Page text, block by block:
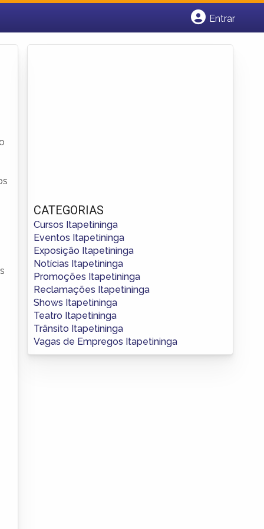
Entrar
CATEGORIAS
Cursos Itapetininga
Eventos Itapetininga
Exposição Itapetininga
Notícias Itapetininga
Promoções Itapetininga
Reclamações Itapetininga
Shows Itapetininga
Teatro Itapetininga
Trânsito Itapetininga
Vagas de Empregos Itapetininga